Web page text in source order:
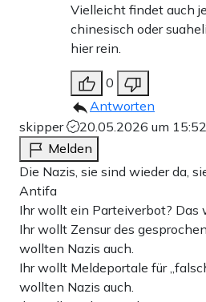
Vielleicht findet auch
chinesisch oder
hier rein.
0
Antworten
skipper
20.05.2026 um
Melden
Die Nazis, sie sind wieder da,
Antifa
Ihr wollt ein Parteiverbot? Das
Ihr wollt Zensur des
wollten Nazis auch.
Ihr wollt Meldeportale für
wollten Nazis auch.